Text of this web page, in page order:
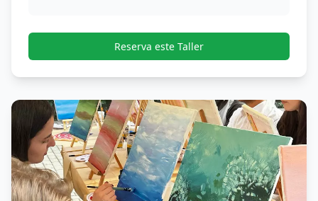
Reserva este Taller